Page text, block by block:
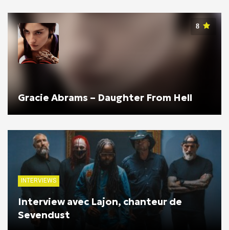
8
Gracie Abrams – Daughter From Hell
INTERVIEWS
Interview avec Lajon, chanteur de
Sevendust